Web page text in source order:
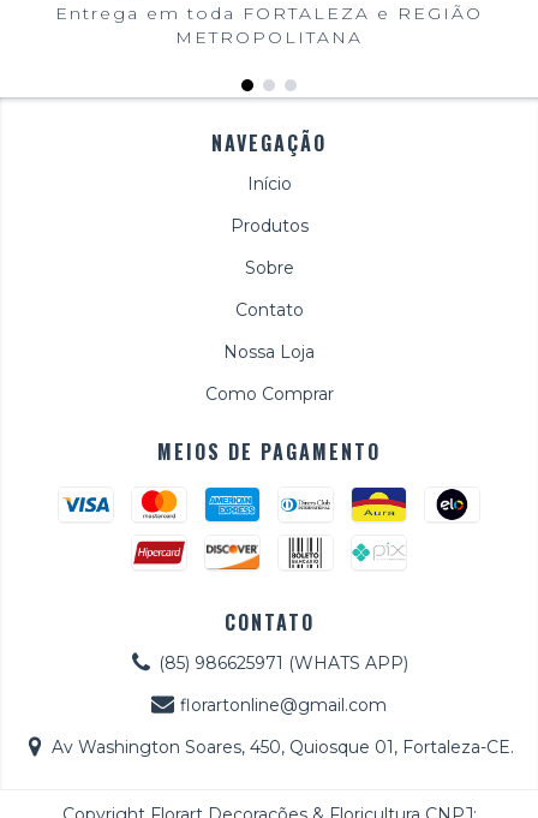
Entrega em toda FORTALEZA e REGIÃO
METROPOLITANA
NAVEGAÇÃO
Início
Produtos
Sobre
Contato
Nossa Loja
Como Comprar
MEIOS DE PAGAMENTO
CONTATO
(85) 986625971 (WHATS APP)
florartonline@gmail.com
Av Washington Soares, 450, Quiosque 01, Fortaleza-CE.